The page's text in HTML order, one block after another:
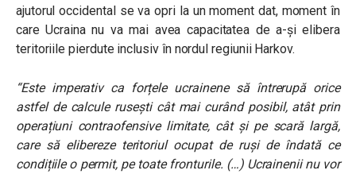
ajutorul occidental se va opri la un moment dat, moment în
care Ucraina nu va mai avea capacitatea de a-și elibera
teritoriile pierdute inclusiv în nordul regiunii Harkov.
“Este imperativ ca forțele ucrainene să întrerupă orice
astfel de calcule rusești cât mai curând posibil, atât prin
operațiuni contraofensive limitate, cât și pe scară largă,
care să elibereze teritoriul ocupat de ruși de îndată ce
condițiile o permit, pe toate fronturile. (…) Ucrainenii nu vor